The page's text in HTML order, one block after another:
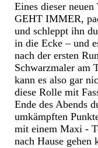
Eines dieser
GEHT IMMER,
und schleppt ihn
in die Ecke – und
nach der ersten
Schwarzmaler am
kann es also gar
diese Rolle mit
Ende des Abends
umkämpften
mit einem Maxi -
nach Hause gehen